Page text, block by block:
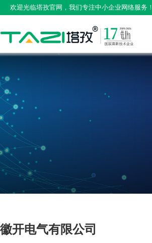
欢迎光临塔孜官网，我们专注中小企业网络服务！
徽开电气有限公司